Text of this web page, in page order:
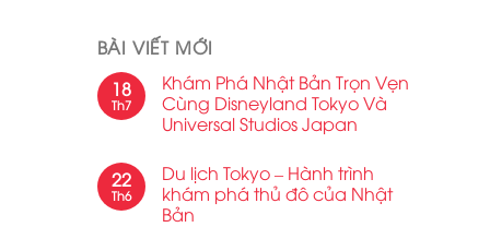
BÀI VIẾT MỚI
18
Th7
Khám Phá Nhật Bản Trọn Vẹn
Cùng Disneyland Tokyo Và
Universal Studios Japan
22
Th6
Du lịch Tokyo – Hành trình
khám phá thủ đô của Nhật
Bản